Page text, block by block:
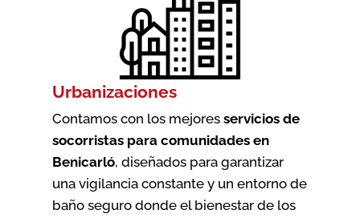
Urbanizaciones
Contamos con los mejores servicios de
socorristas para comunidades en
Benicarló, diseñados para garantizar
una vigilancia constante y un entorno de
baño seguro donde el bienestar de los